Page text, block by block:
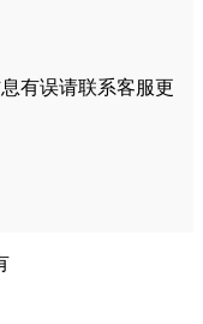
有误请联系客服更